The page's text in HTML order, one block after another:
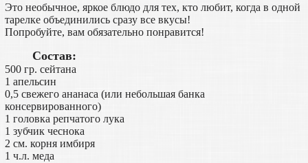
Это необычное, яркое блюдо для тех, кто любит, когда в одной
тарелке объединились сразу все вкусы!
Попробуйте, вам обязательно понравится!
Состав:
500 гр. сейтана
1 апельсин
0,5 свежего ананаса (или небольшая банка
консервированного)
1 головка репчатого лука
1 зубчик чеснока
2 см. корня имбиря
1 ч.л. меда